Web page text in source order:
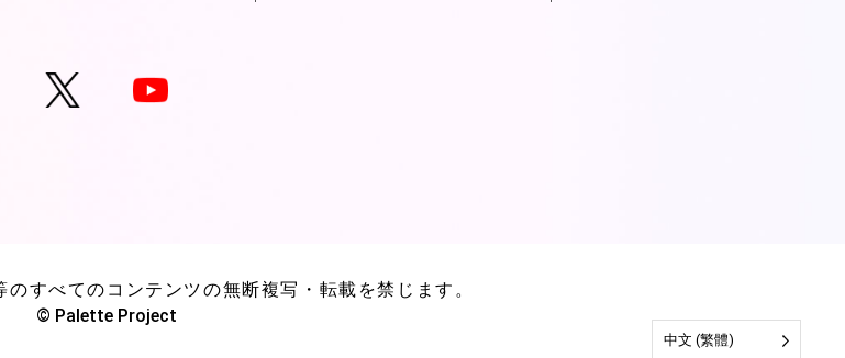
すべてのコンテンツの無断複写・転載を禁じます。
© Palette Project
中文 (繁體)